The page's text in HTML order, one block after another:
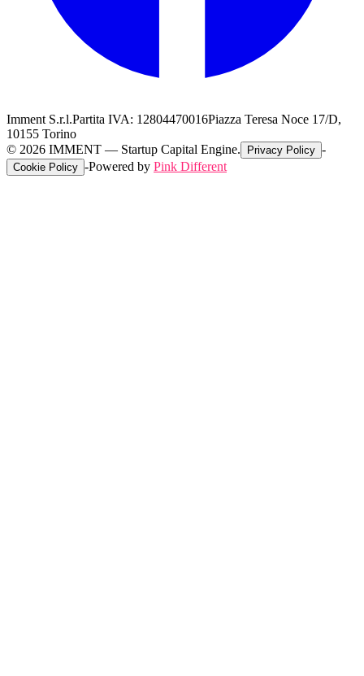
Imment S.r.l.Partita IVA: 12804470016Piazza Teresa Noce 17/D,
10155 Torino
© 2026 IMMENT — Startup Capital Engine. Privacy Policy -
Cookie Policy -Powered by Pink Different